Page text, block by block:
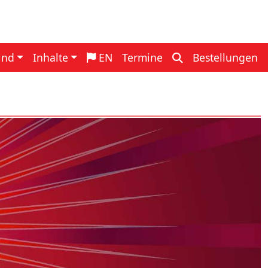
Inhalte EN Termine Bestellungen